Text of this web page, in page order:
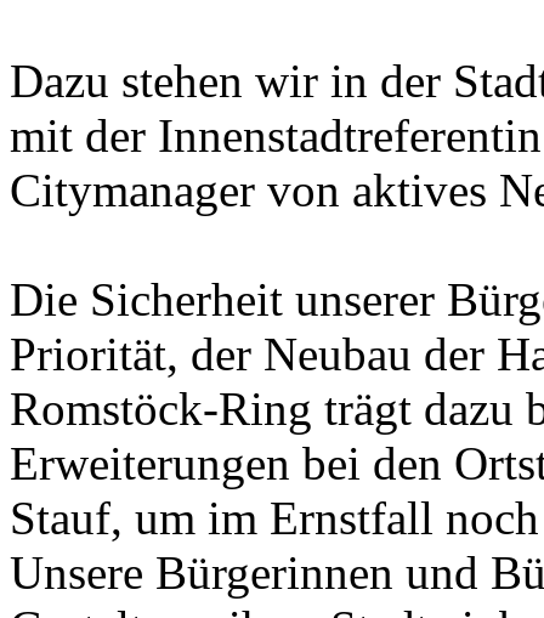
Dazu stehen wir in der
mit der
Citymanager von aktives
Die Sicherheit unserer
Priorität, der Neubau der
Romstöck-Ring trägt dazu
Erweiterungen bei den
Stauf, um im Ernstfall
Unsere Bürgerinnen und